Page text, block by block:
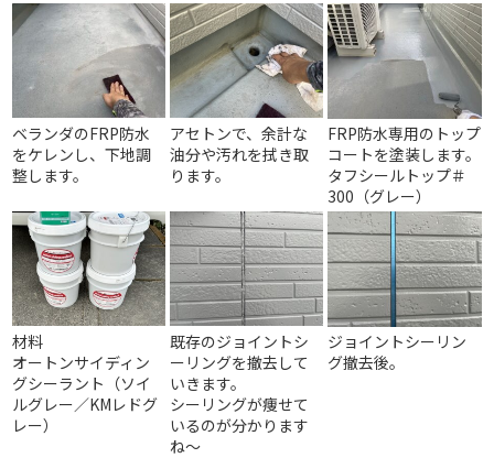
ベランダのFRP防水
をケレンし、下地調
整します。
アセトンで、余計な
油分や汚れを拭き取
ります。
FRP防水専用のトップ
コートを塗装します。
タフシールトップ＃
300（グレー）
材料
オートンサイディン
グシーラント（ソイ
ルグレー／KMレドグ
レー）
既存のジョイントシ
ーリングを撤去して
いきます。
シーリングが痩せて
いるのが分かります
ね～
ジョイントシーリン
グ撤去後。